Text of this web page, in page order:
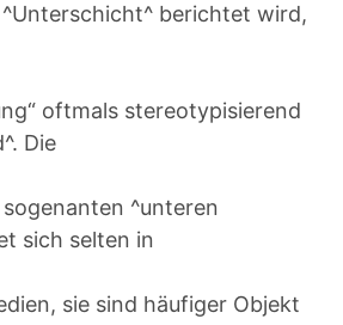
berichtet wird,
oftmals stereotypisierend
Die
^unteren
sich selten in
sie sind häufiger Objekt